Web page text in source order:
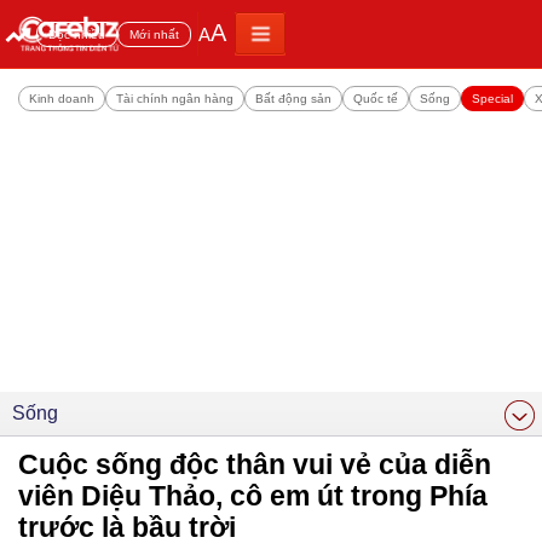
Đọc nhiều Mới nhất AA
Kinh doanh Tài chính ngân hàng Bất động sản Quốc tế Sống Special
Sống
Cuộc sống độc thân vui vẻ của diễn
viên Diệu Thảo, cô em út trong Phía
trước là bầu trời